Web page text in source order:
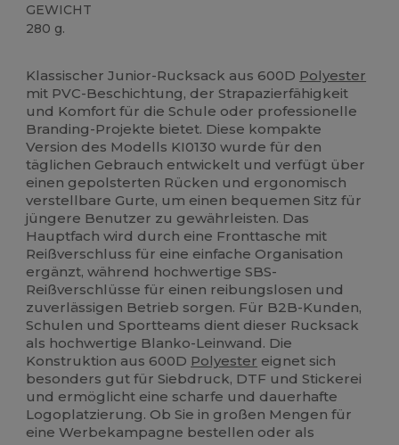
GEWICHT
280 g.
Klassischer Junior-Rucksack aus 600D Polyester
mit PVC-Beschichtung, der Strapazierfähigkeit
und Komfort für die Schule oder professionelle
Branding-Projekte bietet. Diese kompakte
Version des Modells KI0130 wurde für den
täglichen Gebrauch entwickelt und verfügt über
einen gepolsterten Rücken und ergonomisch
verstellbare Gurte, um einen bequemen Sitz für
jüngere Benutzer zu gewährleisten. Das
Hauptfach wird durch eine Fronttasche mit
Reißverschluss für eine einfache Organisation
ergänzt, während hochwertige SBS-
Reißverschlüsse für einen reibungslosen und
zuverlässigen Betrieb sorgen. Für B2B-Kunden,
Schulen und Sportteams dient dieser Rucksack
als hochwertige Blanko-Leinwand. Die
Konstruktion aus 600D Polyester eignet sich
besonders gut für Siebdruck, DTF und Stickerei
und ermöglicht eine scharfe und dauerhafte
Logoplatzierung. Ob Sie in großen Mengen für
eine Werbekampagne bestellen oder als